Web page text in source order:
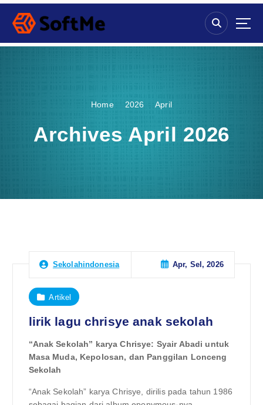
S
p
Home 2026 April
Archives April 2026
Sekolahindonesia Apr, Sel, 2026
Artikel
lirik lagu chrisye anak sekolah
“Anak Sekolah” karya Chrisye: Syair Abadi untuk
Masa Muda, Kepolosan, dan Panggilan Lonceng
Sekolah
“Anak Sekolah” karya Chrisye, dirilis pada tahun 1986